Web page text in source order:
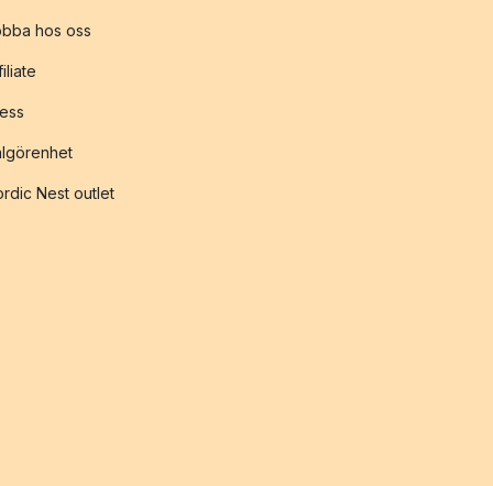
hos oss
Nest outlet